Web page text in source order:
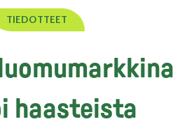
TIEDOTTEET
haasteista